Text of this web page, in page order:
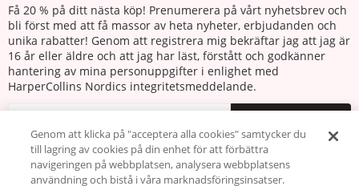
Få 20 % på ditt nästa köp! Prenumerera på vårt nyhetsbrev och
bli först med att få massor av heta nyheter, erbjudanden och
unika rabatter! Genom att registrera mig bekräftar jag att jag är
16 år eller äldre och att jag har läst, förstått och godkänner
hantering av mina personuppgifter i enlighet med
HarperCollins Nordics integritetsmeddelande.
Följ oss
Genom att klicka på "acceptera alla cookies" samtycker du
till lagring av cookies på din enhet för att förbättra
navigeringen på webbplatsen, analysera webbplatsens
användning och bistå i våra marknadsföringsinsatser.